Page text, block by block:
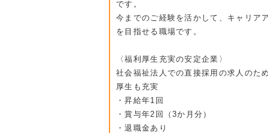
です。
今までのご経験を活かして、キャリア
を目指せる職場です。
〈福利厚生充実の安定企業〉
社会福祉法人での直接採用の求人のた
厚生も充実
・昇給年1回
・賞与年2回（3か月分）
・退職金あり